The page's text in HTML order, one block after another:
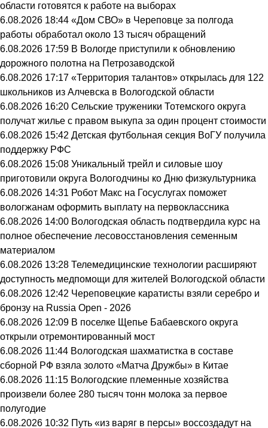
области готовятся к работе на выборах
6.08.2026 18:44 «Дом СВО» в Череповце за полгода
работы обработал около 13 тысяч обращений
6.08.2026 17:59 В Вологде приступили к обновлению
дорожного полотна на Петрозаводской
6.08.2026 17:17 «Территория талантов» открылась для 122
школьников из Алчевска в Вологодской области
6.08.2026 16:20 Сельские труженики Тотемского округа
получат жилье с правом выкупа за один процент стоимости
6.08.2026 15:42 Детская футбольная секция ВоГУ получила
поддержку РФС
6.08.2026 15:08 Уникальный трейл и силовые шоу
приготовили округа Вологодчины ко Дню физкультурника
6.08.2026 14:31 Робот Макс на Госуслугах поможет
вологжанам оформить выплату на первоклассника
6.08.2026 14:00 Вологодская область подтвердила курс на
полное обеспечение лесовосстановления семенным
материалом
6.08.2026 13:28 Телемедицинские технологии расширяют
доступность медпомощи для жителей Вологодской области
6.08.2026 12:42 Череповецкие каратисты взяли серебро и
бронзу на Russia Open - 2026
6.08.2026 12:09 В поселке Щепье Бабаевского округа
открыли отремонтированный мост
6.08.2026 11:44 Вологодская шахматистка в составе
сборной РФ взяла золото «Матча Дружбы» в Китае
6.08.2026 11:15 Вологодские племенные хозяйства
произвели более 280 тысяч тонн молока за первое
полугодие
6.08.2026 10:32 Путь «из варяг в персы» воссоздадут на